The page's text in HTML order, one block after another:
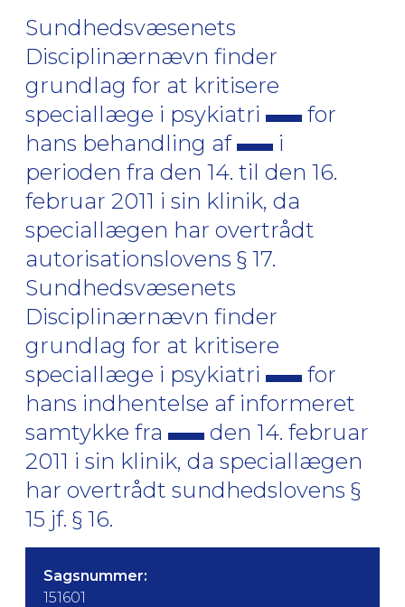
Sundhedsvæsenets
Disciplinærnævn finder
grundlag for at kritisere
speciallæge i psykiatri
for
hans behandling af
i
perioden fra den 14. til den 16.
februar 2011 i sin klinik, da
speciallægen har overtrådt
autorisationslovens § 17.
Sundhedsvæsenets
Disciplinærnævn finder
grundlag for at kritisere
speciallæge i psykiatri
for
hans indhentelse af informeret
samtykke fra
den 14. februar
2011 i sin klinik, da speciallægen
har overtrådt sundhedslovens §
15 jf. § 16.
Sagsnummer:
151601